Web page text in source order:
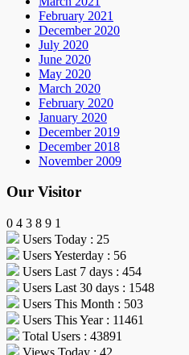
February 2021
December 2020
July 2020
June 2020
May 2020
March 2020
February 2020
January 2020
December 2019
December 2018
November 2009
Our Visitor
0 4 3 8 9 1
Users Today : 25
Users Yesterday : 56
Users Last 7 days : 454
Users Last 30 days : 1548
Users This Month : 503
Users This Year : 11461
Total Users : 43891
Views Today : 42